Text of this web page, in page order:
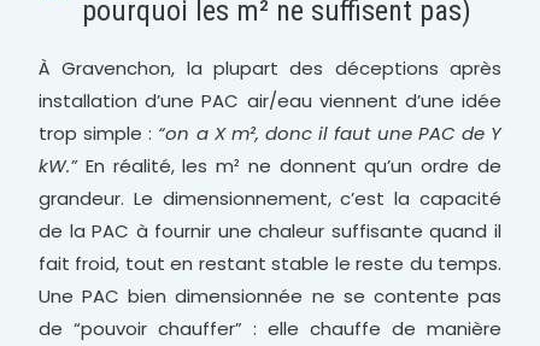
pourquoi les m² ne suffisent pas)
À Gravenchon, la plupart des déceptions après
installation d’une PAC air/eau viennent d’une idée
trop simple : “on a X m², donc il faut une PAC de Y
kW.”En réalité, les m² ne donnent qu’un ordre de
grandeur. Le dimensionnement, c’est la capacité
de la PAC à fournir une chaleur suffisante quand il
fait froid, tout en restant stable le reste du temps.
Une PAC bien dimensionnée ne se contente pas
de “pouvoir chauffer” : elle chauffe de manière